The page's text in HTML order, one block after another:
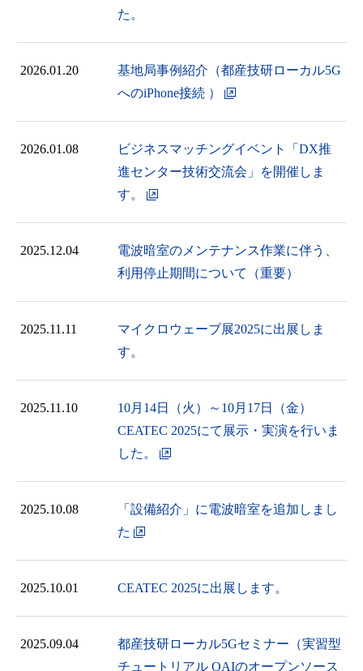
た。
2026.01.20
基地局事例紹介（都産技研ローカル5G
へのiPhone接続 ）
2026.01.08
ビジネスマッチングイベント「DX推
進センター技術交流会」を開催しま
す。
2025.12.04
電波暗室のメンテナンス作業に伴う、
利用停止期間について（重要）
2025.11.11
マイクロウェーブ展2025に出展しま
す。
2025.11.10
10月14日（火）～10月17日（金）
CEATEC 2025にて展示・実演を行いま
した。
2025.10.08
「設備紹介」に電波暗室を追加しまし
た
2025.10.01 CEATEC 2025に出展します。
2025.09.04
都産技研ローカル5Gセミナー（実習型
チュートリアル OAIのオープンソース